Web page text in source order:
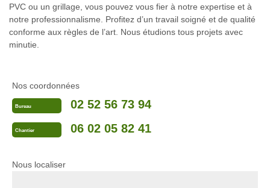
PVC ou un grillage, vous pouvez vous fier à notre expertise et à
notre professionnalisme. Profitez d’un travail soigné et de qualité
conforme aux règles de l’art. Nous étudions tous projets avec
minutie.
Nos coordonnées
Bureau 02 52 56 73 94
Chantier 06 02 05 82 41
Nous localiser